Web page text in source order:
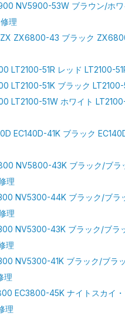
NV5900-53W ブラウン/ホワ
理
ZX6800-43 ブラック
LT2100-51R レッド LT2100-
LT2100-51K ブラック LT2100-
LT2100-51W ホワイト
EC140D-41K ブラック
NV5800-43K ブラック/ブラ
理
NV5300-44K ブラック/ブラ
理
NV5300-43K ブラック/ブラ
理
NV5300-41K ブラック/ブラ
理
EC3800-45K ナイトスカイ・
理